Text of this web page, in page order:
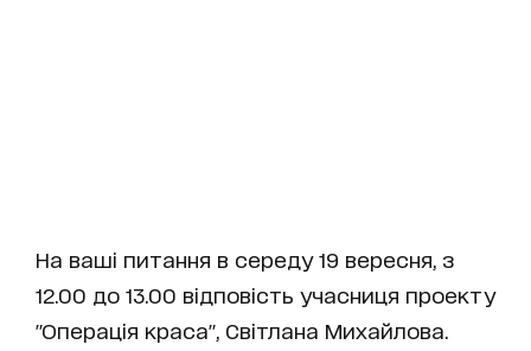
На ваші питання в середу 19 вересня, з
12.00 до 13.00 відповість учасниця проекту
"Операція краса", Світлана Михайлова.